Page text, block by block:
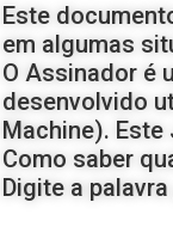
Este
em algumas
O Assinador é
desenvolvido
Machine).
Como saber
Digite a palavra